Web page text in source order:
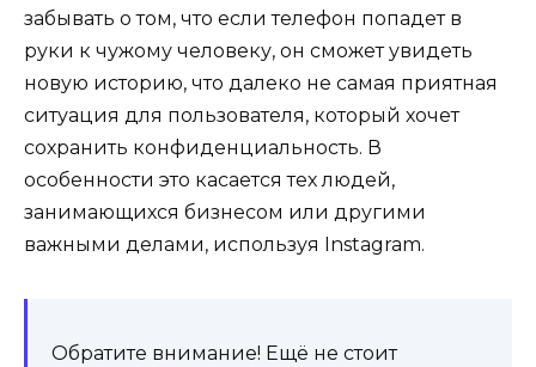
забывать о том, что если телефон попадет в
руки к чужому человеку, он сможет увидеть
новую историю, что далеко не самая приятная
ситуация для пользователя, который хочет
сохранить конфиденциальность. В
особенности это касается тех людей,
занимающихся бизнесом или другими
важными делами, используя Instagram.
Обратите внимание! Ещё не стоит